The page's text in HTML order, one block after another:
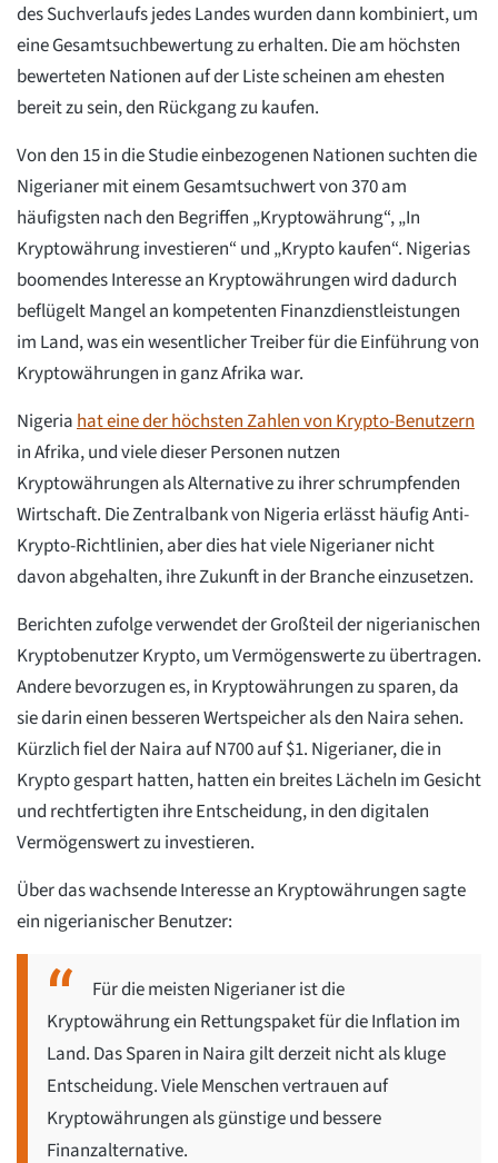
des Suchverlaufs jedes Landes wurden dann kombiniert, um
eine Gesamtsuchbewertung zu erhalten. Die am höchsten
bewerteten Nationen auf der Liste scheinen am ehesten
bereit zu sein, den Rückgang zu kaufen.
Von den 15 in die Studie einbezogenen Nationen suchten die
Nigerianer mit einem Gesamtsuchwert von 370 am
häufigsten nach den Begriffen „Kryptowährung“, „In
Kryptowährung investieren“ und „Krypto kaufen“. Nigerias
boomendes Interesse an Kryptowährungen wird dadurch
beflügelt Mangel an kompetenten Finanzdienstleistungen
im Land, was ein wesentlicher Treiber für die Einführung von
Kryptowährungen in ganz Afrika war.
Nigeriahat eine der höchsten Zahlen von Krypto-Benutzern
in Afrika, und viele dieser Personen nutzen
Kryptowährungen als Alternative zu ihrer schrumpfenden
Wirtschaft. Die Zentralbank von Nigeria erlässt häufig Anti-
Krypto-Richtlinien, aber dies hat viele Nigerianer nicht
davon abgehalten, ihre Zukunft in der Branche einzusetzen.
Berichten zufolge verwendet der Großteil der nigerianischen
Kryptobenutzer Krypto, um Vermögenswerte zu übertragen.
Andere bevorzugen es, in Kryptowährungen zu sparen, da
sie darin einen besseren Wertspeicher als den Naira sehen.
Kürzlich fiel der Naira auf N700 auf $1. Nigerianer, die in
Krypto gespart hatten, hatten ein breites Lächeln im Gesicht
und rechtfertigten ihre Entscheidung, in den digitalen
Vermögenswert zu investieren.
Über das wachsende Interesse an Kryptowährungen sagte
ein nigerianischer Benutzer:
Für die meisten Nigerianer ist die
Kryptowährung ein Rettungspaket für die Inflation im
Land. Das Sparen in Naira gilt derzeit nicht als kluge
Entscheidung. Viele Menschen vertrauen auf
Kryptowährungen als günstige und bessere
Finanzalternative.